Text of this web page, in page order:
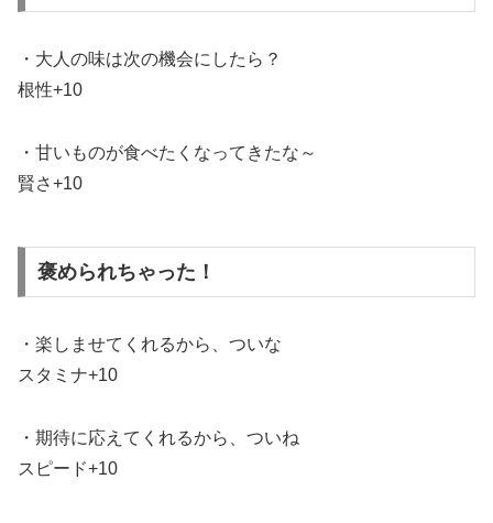
・大人の味は次の機会にしたら？
根性+10
・甘いものが食べたくなってきたな～
賢さ+10
褒められちゃった！
・楽しませてくれるから、ついな
スタミナ+10
・期待に応えてくれるから、ついね
スピード+10